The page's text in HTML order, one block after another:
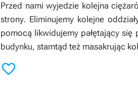
Przed nami wyjedzie kolejna
strony. Eliminujemy kolejne
pomocą likwidujemy pałętający
budynku, stamtąd też masakrując
